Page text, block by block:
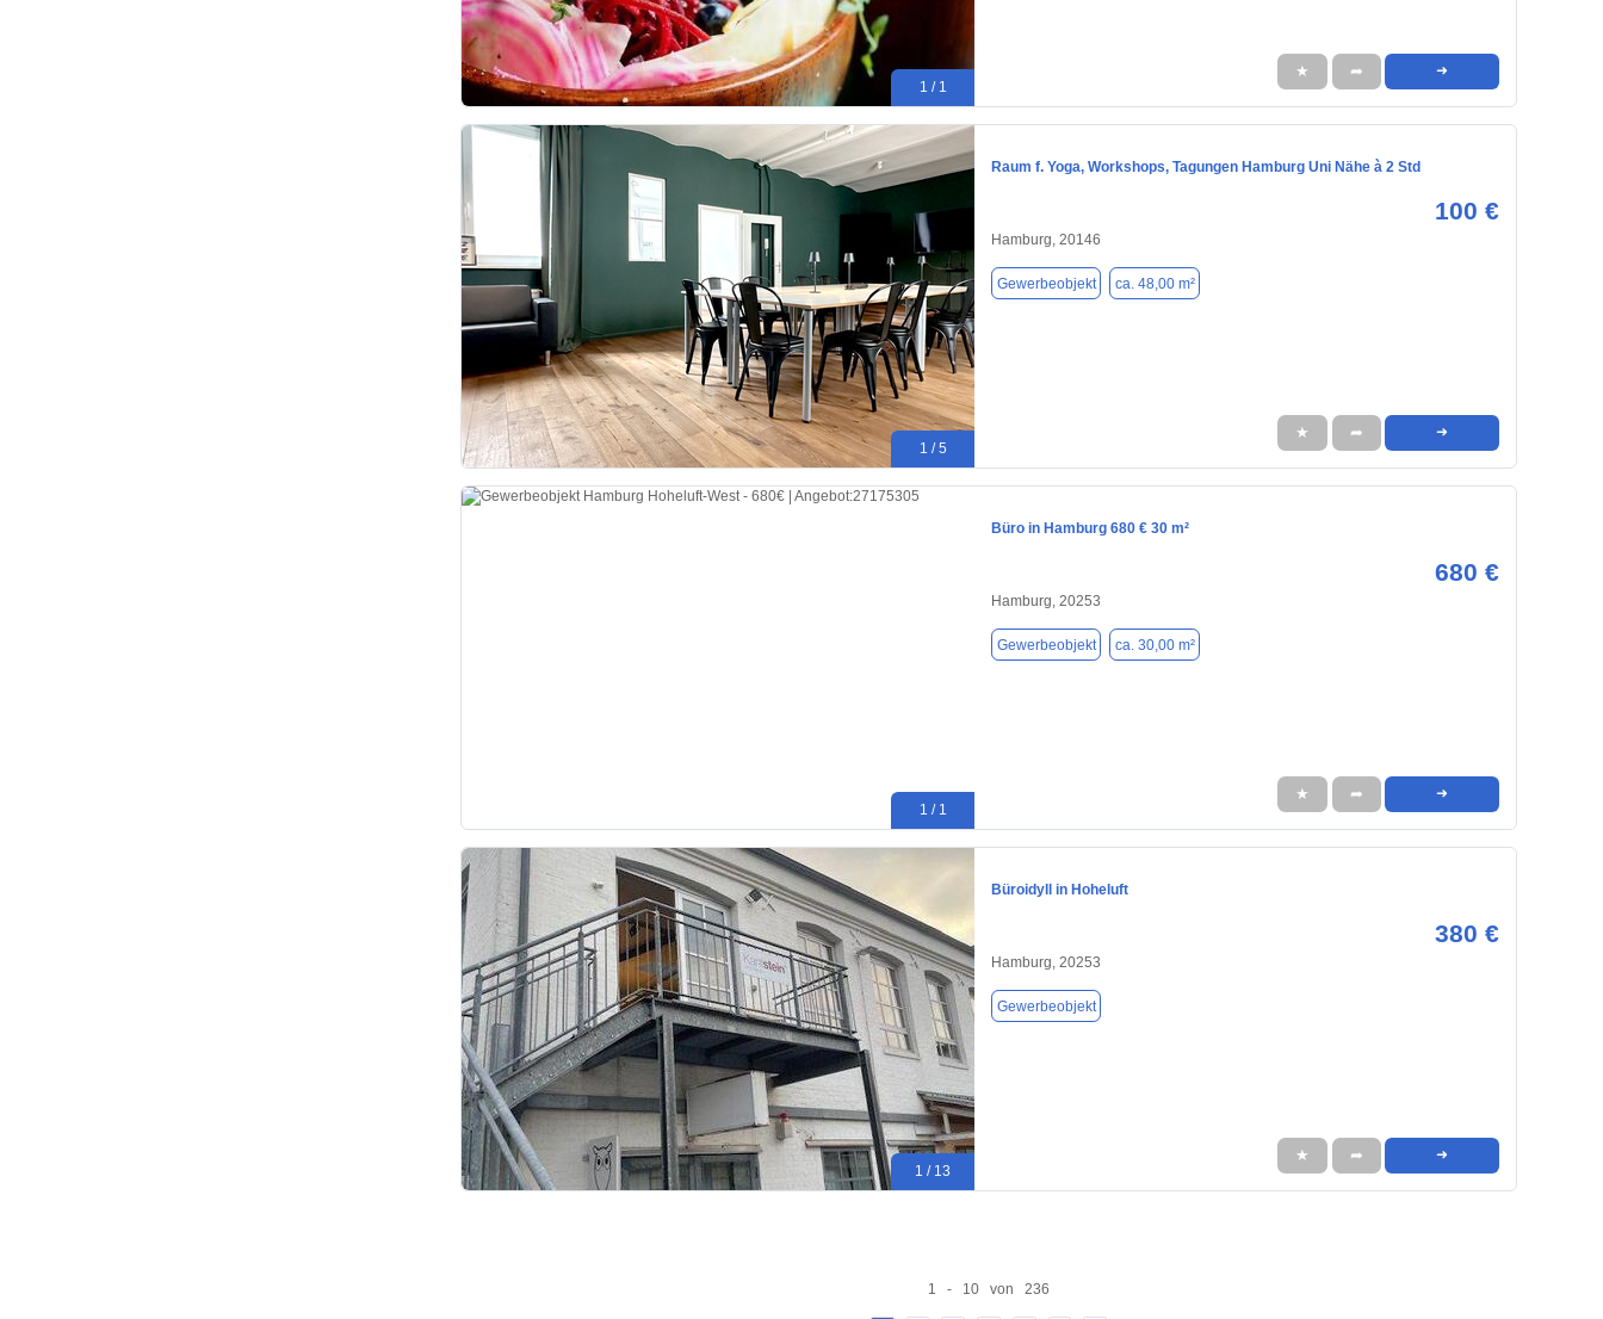
1 / 1
★ ➦ ➜
1 / 5
Raum f. Yoga, Workshops, Tagungen Hamburg Uni Nähe à 2 Std
100 €
Hamburg, 20146
Gewerbeobjekt ca. 48,00 m²
★ ➦ ➜
1 / 1
Büro in Hamburg 680 € 30 m²
680 €
Hamburg, 20253
Gewerbeobjekt ca. 30,00 m²
★ ➦ ➜
1 / 13
Büroidyll in Hoheluft
380 €
Hamburg, 20253
Gewerbeobjekt
★ ➦ ➜
1 - 10 von 236